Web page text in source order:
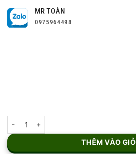
MR TOÀN
0975964498
THÊM VÀO GIỎ